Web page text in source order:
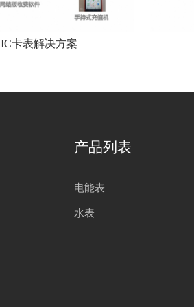
IC卡表解决方案
产品列表
电能表
水表